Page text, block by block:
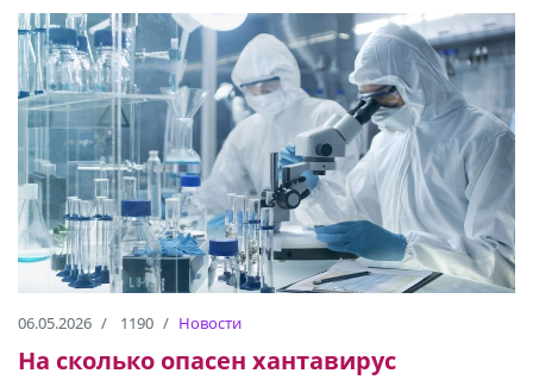
06.05.2026 1190 Новости
На сколько опасен хантавирус